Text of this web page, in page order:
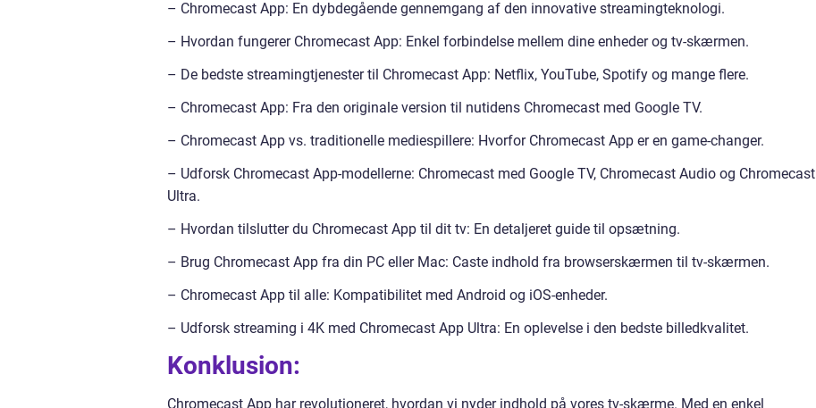
– Chromecast App: En dybdegående gennemgang af den innovative streamingteknologi.
– Hvordan fungerer Chromecast App: Enkel forbindelse mellem dine enheder og tv-skærmen.
– De bedste streamingtjenester til Chromecast App: Netflix, YouTube, Spotify og mange flere.
– Chromecast App: Fra den originale version til nutidens Chromecast med Google TV.
– Chromecast App vs. traditionelle mediespillere: Hvorfor Chromecast App er en game-changer.
– Udforsk Chromecast App-modellerne: Chromecast med Google TV, Chromecast Audio og Chromecast
Ultra.
– Hvordan tilslutter du Chromecast App til dit tv: En detaljeret guide til opsætning.
– Brug Chromecast App fra din PC eller Mac: Caste indhold fra browserskærmen til tv-skærmen.
– Chromecast App til alle: Kompatibilitet med Android og iOS-enheder.
– Udforsk streaming i 4K med Chromecast App Ultra: En oplevelse i den bedste billedkvalitet.
Konklusion:
Chromecast App har revolutioneret, hvordan vi nyder indhold på vores tv-skærme. Med en enkel